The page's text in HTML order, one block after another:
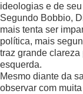
ideologias e de
Segundo Bobbio,
mais tenta ser
política, mais
traz grande
esquerda.
Mesmo diante da
observar com